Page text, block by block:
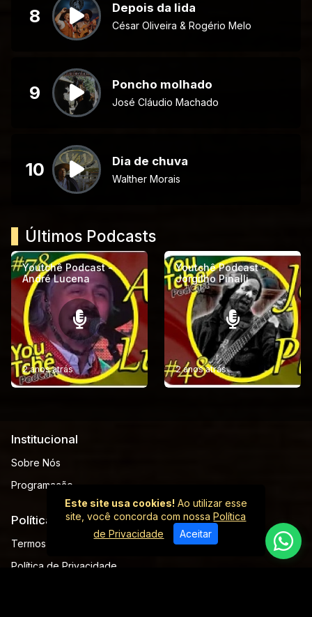
8 Depois da lida
César Oliveira & Rogério Melo
9 Poncho molhado
José Cláudio Machado
10 Dia de chuva
Walther Morais
Últimos Podcasts
Youtchê Podcast -
André Lucena
2 anos atrás
Youtchê Podcast -
Jorgilho Pinalli
2 anos atrás
Institucional
Sobre Nós
Programação
Políticas
Termos de Serviço
Política de Privacidade
Este site usa cookies! Ao utilizar esse
site, você concorda com nossaPolítica
de Privacidade
Aceitar